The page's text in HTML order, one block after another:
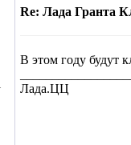
Re: Лада Гранта
В этом году будут
Лада.ЦЦ